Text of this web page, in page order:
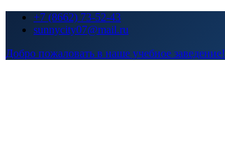
Перейти+7 (8662) 73-52-43
sunnycity07@mail.ru
Добро пожаловать в наше учебное заведение!